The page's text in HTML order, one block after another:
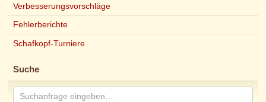
Verbesserungsvorschläge
Fehlerberichte
Schafkopf-Turniere
Suche